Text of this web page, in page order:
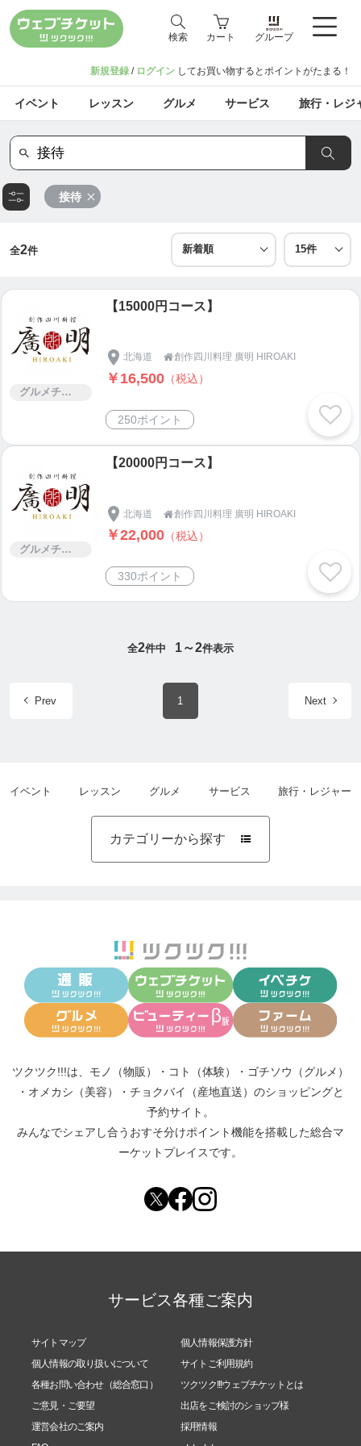
検索 カート グループ
新規登録 / ログイン してお買い物するとポイントがたまる！
イベント レッスン グルメ サービス 旅行・レジ
接待
全2件
グルメチケット
【15000円コース】
北海道 創作四川料理 廣明 HIROAKI
￥16,500 （税込）
250ポイント
グルメチケット
【20000円コース】
北海道 創作四川料理 廣明 HIROAKI
￥22,000 （税込）
330ポイント
全2件中 1～2件表示
Prev 1 Next
イベント レッスン グルメ サービス 旅行・レジャー
カテゴリーから探す 
ツクツク!!!は、 モノ（物販） ・ コト（体験） ・ ゴチソウ（グルメ）
・ オメカシ（美容） ・ チョクバイ（産地直送） のショッピングと
予約サイト。
みんなでシェアし合う おすそ分けポイント機能を搭載した総合マ
ーケットプレイスです。
サービス各種ご案内
サイトマップ
個人情報保護方針
個人情報の取り扱いについて
サイトご利用規約
各種お問い合わせ（総合窓口）
ツクツク!!!ウェブチケットとは
ご意見・ご要望
出店をご検討のショップ様
運営会社のご案内
採用情報